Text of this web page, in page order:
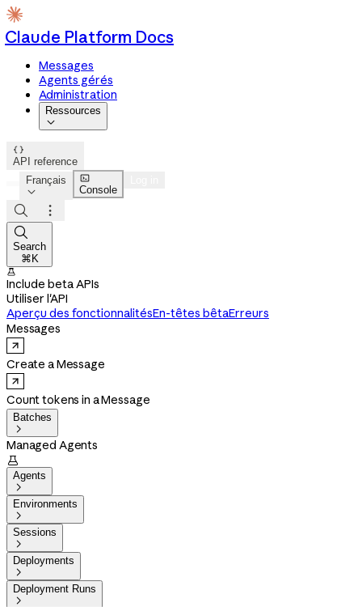
Claude Platform Docs
Messages
Agents gérés
Administration
Ressources


API reference
Français


Console



Search
⌘K

Include beta APIs
Utiliser l'API
Aperçu des fonctionnalitésEn-têtes bêtaErreurs
Messages
Create a Message
Count tokens in a Message
Batches

Managed Agents

Agents

Environments

Sessions

Deployments

Deployment Runs
